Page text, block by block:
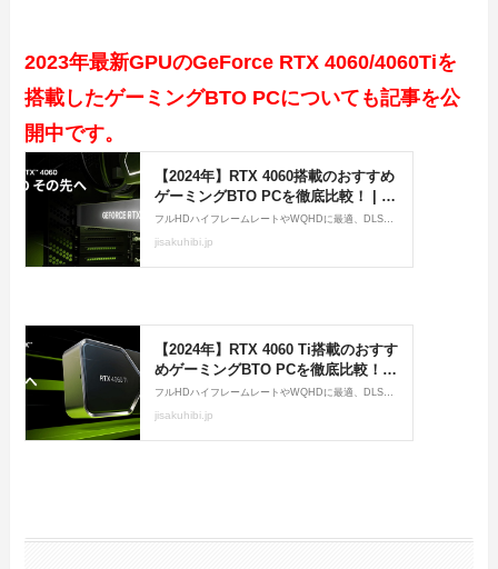
2023年最新GPUのGeForce RTX 4060/4060Tiを
搭載したゲーミングBTO PCについても記事を公
開中です。